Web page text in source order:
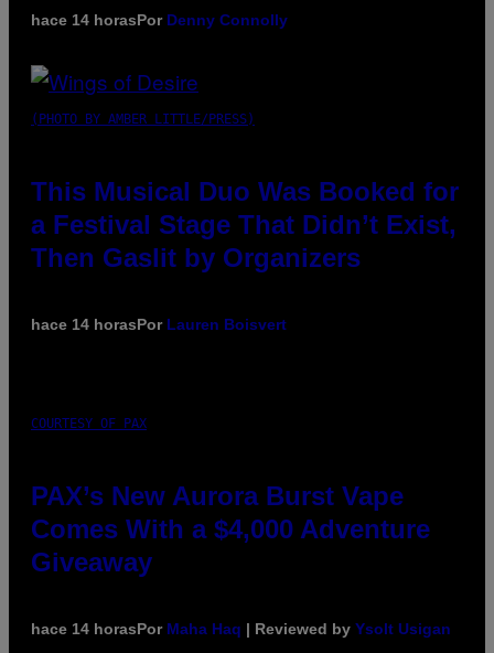
hace 14 horasPor Denny Connolly
(PHOTO BY AMBER LITTLE/PRESS)
This Musical Duo Was Booked for
a Festival Stage That Didn’t Exist,
Then Gaslit by Organizers
hace 14 horasPor Lauren Boisvert
COURTESY OF PAX
PAX’s New Aurora Burst Vape
Comes With a $4,000 Adventure
Giveaway
hace 14 horasPor Maha Haq | Reviewed by Ysolt Usigan